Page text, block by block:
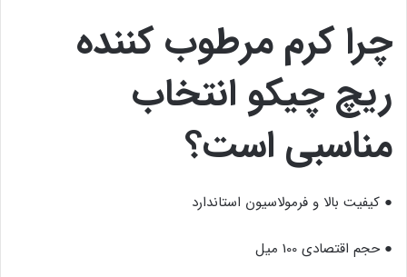
چرا کرم مرطوب کننده
ریچ چیکو انتخاب
مناسبی است؟
● کیفیت بالا و فرمولاسیون استاندارد
● حجم اقتصادی 100 میل